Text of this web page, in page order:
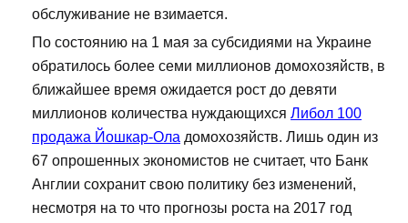
обслуживание не взимается.
По состоянию на 1 мая за субсидиями на Украине
обратилось более семи миллионов домохозяйств, в
ближайшее время ожидается рост до девяти
миллионов количества нуждающихся Либол 100
продажа Йошкар-Ола домохозяйств. Лишь один из
67 опрошенных экономистов не считает, что Банк
Англии сохранит свою политику без изменений,
несмотря на то что прогнозы роста на 2017 год